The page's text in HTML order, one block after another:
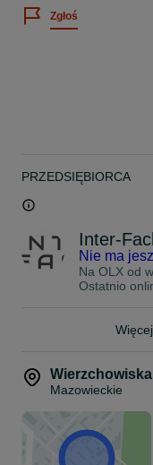
Dodatkowe
Wierzchowiska
Zgłoś
PRZEDSIĘBIORCA
Inter-
Nie ma
Na OLX od
Ostatnio
Mazowieckie